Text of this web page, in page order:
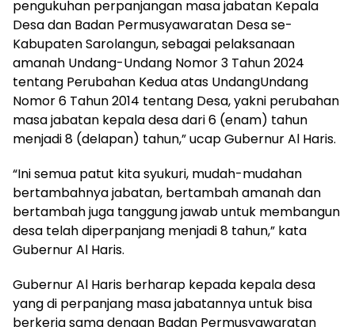
pengukuhan perpanjangan masa jabatan Kepala
Desa dan Badan Permusyawaratan Desa se-
Kabupaten Sarolangun, sebagai pelaksanaan
amanah Undang-Undang Nomor 3 Tahun 2024
tentang Perubahan Kedua atas UndangUndang
Nomor 6 Tahun 2014 tentang Desa, yakni perubahan
masa jabatan kepala desa dari 6 (enam) tahun
menjadi 8 (delapan) tahun,” ucap Gubernur Al Haris.
“Ini semua patut kita syukuri, mudah-mudahan
bertambahnya jabatan, bertambah amanah dan
bertambah juga tanggung jawab untuk membangun
desa telah diperpanjang menjadi 8 tahun,” kata
Gubernur Al Haris.
Gubernur Al Haris berharap kepada kepala desa
yang di perpanjang masa jabatannya untuk bisa
berkerja sama dengan Badan Permusyawaratan